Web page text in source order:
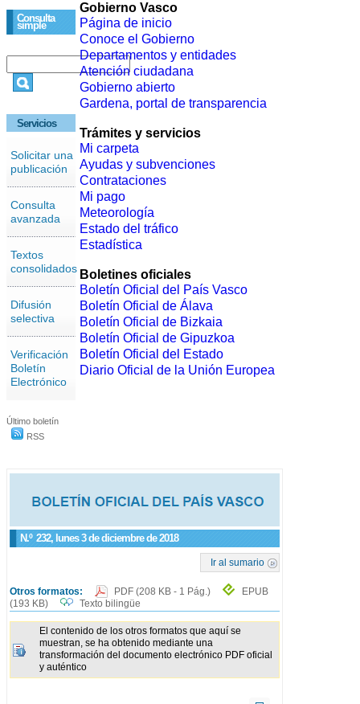
Consulta
simple
Servicios
Solicitar una
publicación
Consulta
avanzada
Textos
consolidados
Difusión
selectiva
Verificación
Boletín
Electrónico
Último boletín
RSS
N.º 232, lunes 3 de diciembre de 2018
Ir al sumario
Otros formatos: PDF (208 KB - 1 Pág.)
EPUB
(193 KB)
Texto bilingüe
El contenido de los otros formatos que aquí se
muestran, se ha obtenido mediante una
transformación del documento electrónico PDF oficial
y auténtico
Gobierno Vasco
Página de inicio
Conoce el Gobierno
Departamentos y entidades
Atención ciudadana
Gobierno abierto
Gardena, portal de transparencia
Trámites y servicios
Mi carpeta
Ayudas y subvenciones
Contrataciones
Mi pago
Meteorología
Estado del tráfico
Estadística
Boletines oficiales
Boletín Oficial del País Vasco
Boletín Oficial de Álava
Boletín Oficial de Bizkaia
Boletín Oficial de Gipuzkoa
Boletín Oficial del Estado
Diario Oficial de la Unión Europea